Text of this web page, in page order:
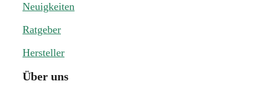
Neuigkeiten
Ratgeber
Hersteller
Über uns